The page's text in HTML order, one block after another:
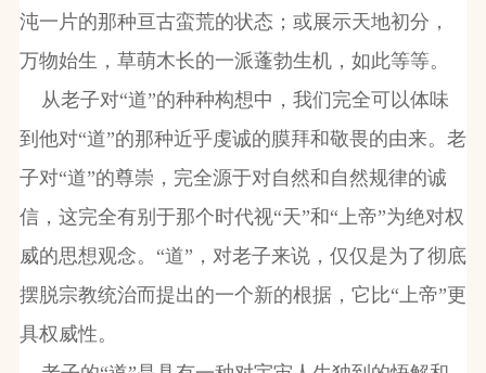
沌一片的那种亘古蛮荒的状态；或展示天地初分，
万物始生，草萌木长的一派蓬勃生机，如此等等。
从老子对“道”的种种构想中，我们完全可以体味
到他对“道”的那种近乎虔诚的膜拜和敬畏的由来。老
子对“道”的尊崇，完全源于对自然和自然规律的诚
信，这完全有别于那个时代视“天”和“上帝”为绝对权
威的思想观念。“道”，对老子来说，仅仅是为了彻底
摆脱宗教统治而提出的一个新的根据，它比“上帝”更
具权威性。